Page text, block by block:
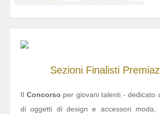
Sezioni Finalisti
Il Concorso per giovani talenti - dedicato
di oggetti di design e accessori moda,